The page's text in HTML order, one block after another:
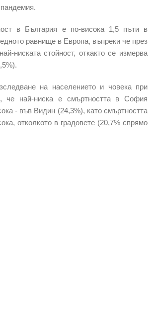
в България е по-висока 1,5 пъти в
равнище в Европа, въпреки че през
ниската стойност, откакто се измерва
на населението и човека при
че най-ниска е смъртността в София
- във Видин (24,3%), като смъртността
отколкото в градовете (20,7% спрямо